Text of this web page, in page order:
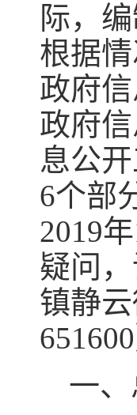
际，
根据
政府
政府
息公
6个部
2019
疑问
镇静
651600
一